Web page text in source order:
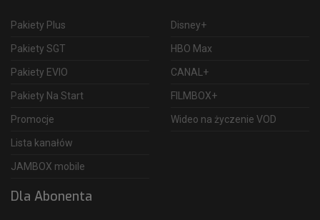
Pakiety Plus
Pakiety SGT
Pakiety EVIO
Pakiety Na Start
Promocje
Lista kanałów
JAMBOX mobile
Disney+
HBO Max
CANAL+
FILMBOX+
Wideo na życzenie VOD
Dla Abonenta